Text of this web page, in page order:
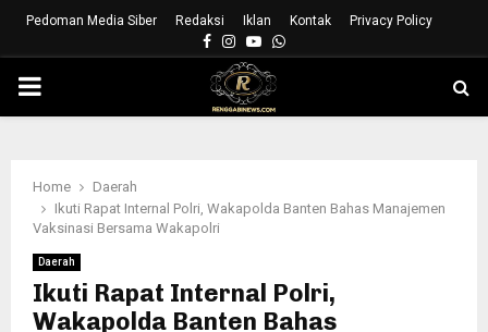
Pedoman Media Siber Redaksi Iklan Kontak Privacy Policy
Facebook
Instagram
YoutubeWhatsapp
PRIMARY
Home
Daerah
Ikuti Rapat Internal Polri, Wakapolda Banten Bahas Manajemen
Vaksinasi Bersama Wakapolri
Daerah
Ikuti Rapat Internal Polri,
Wakapolda Banten Bahas